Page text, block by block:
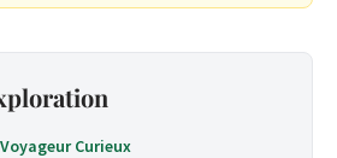
Curieux